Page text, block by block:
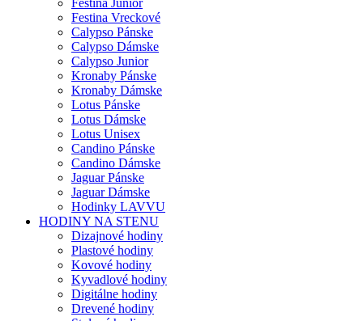
Festina Junior
Festina Vreckové
Calypso Pánske
Calypso Dámske
Calypso Junior
Kronaby Pánske
Kronaby Dámske
Lotus Pánske
Lotus Dámske
Lotus Unisex
Candino Pánske
Candino Dámske
Jaguar Pánske
Jaguar Dámske
Hodinky LAVVU
HODINY NA STENU
Dizajnové hodiny
Plastové hodiny
Kovové hodiny
Kyvadlové hodiny
Digitálne hodiny
Drevené hodiny